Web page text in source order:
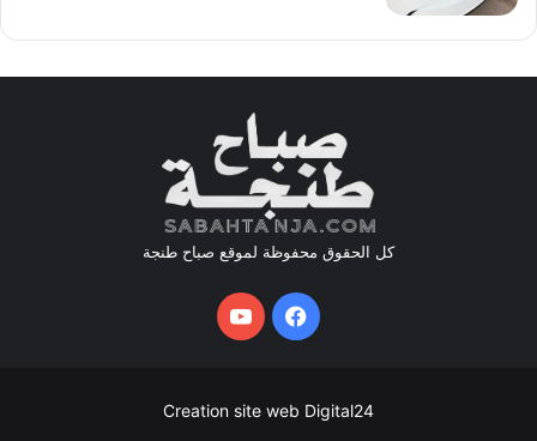
كل الحقوق محفوظة لموقع صباح طنجة
فيسبوكيوتيوب
Creation site web Digital24